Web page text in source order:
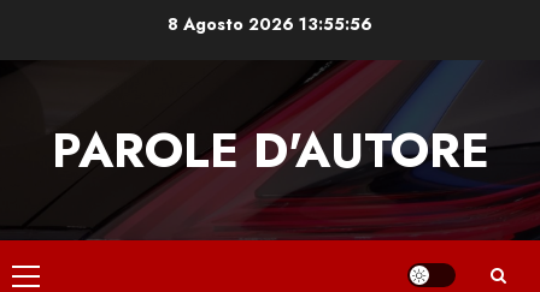
8 Agosto 202613:55:57
PAROLE D'AUTORE
Primary